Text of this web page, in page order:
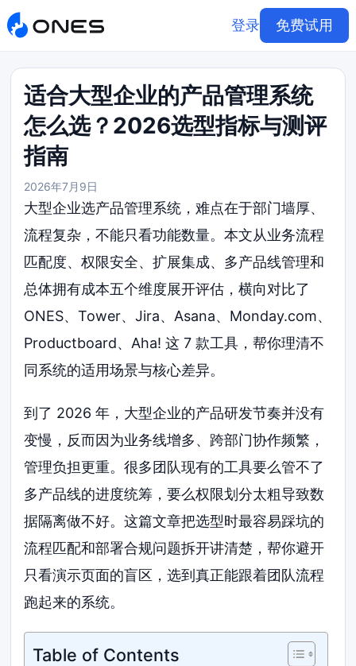
登录 免费试用
适合大型企业的产品管理系统
怎么选？2026选型指标与测评
指南
2026年7月9日
大型企业选产品管理系统，难点在于部门墙厚、
流程复杂，不能只看功能数量。本文从业务流程
匹配度、权限安全、扩展集成、多产品线管理和
总体拥有成本五个维度展开评估，横向对比了
ONES、Tower、Jira、Asana、Monday.com、
Productboard、Aha! 这 7 款工具，帮你理清不
同系统的适用场景与核心差异。
到了 2026 年，大型企业的产品研发节奏并没有
变慢，反而因为业务线增多、跨部门协作频繁，
管理负担更重。很多团队现有的工具要么管不了
多产品线的进度统筹，要么权限划分太粗导致数
据隔离做不好。这篇文章把选型时最容易踩坑的
流程匹配和部署合规问题拆开讲清楚，帮你避开
只看演示页面的盲区，选到真正能跟着团队流程
跑起来的系统。
Table of Contents